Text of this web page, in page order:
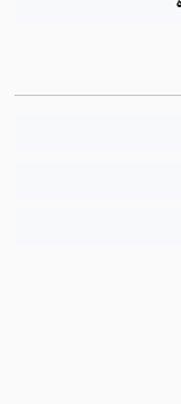
جاما در آپارات